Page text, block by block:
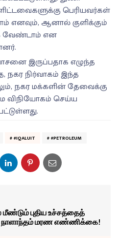
பெரியவர்கள்
எனவும், ஆனால் குளிக்கும்
வேண்டாம் என
இருப்பதாக எழுந்த
நகர நிர்வாகம் இந்த
நகர மக்களின் தேவைக்கு
விநியோகம் செய்ய
#IQALUIT #PETROLEUM
மீண்டும் புதிய உச்சத்தைத்
நாளாந்தம் மரண எண்ணிக்கை!